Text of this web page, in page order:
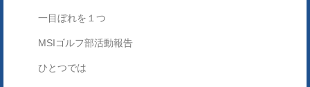
一目ぼれを１つ
MSIゴルフ部活動報告
ひとつでは